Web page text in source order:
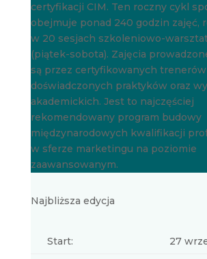
certyfikacji CIM. Ten roczny cykl
obejmuje ponad 240 godzin zajęć,
w 20 sesjach szkoleniowo-
(piątek-sobota). Zajęcia
są przez certyfikowanych trenerów
doświadczonych praktyków oraz
akademickich. Jest to najczęściej
rekomendowany program budowy
międzynarodowych kwalifikacji
w sferze marketingu na poziomie
zaawansowanym.
Najbliższa edycja
Start: 27